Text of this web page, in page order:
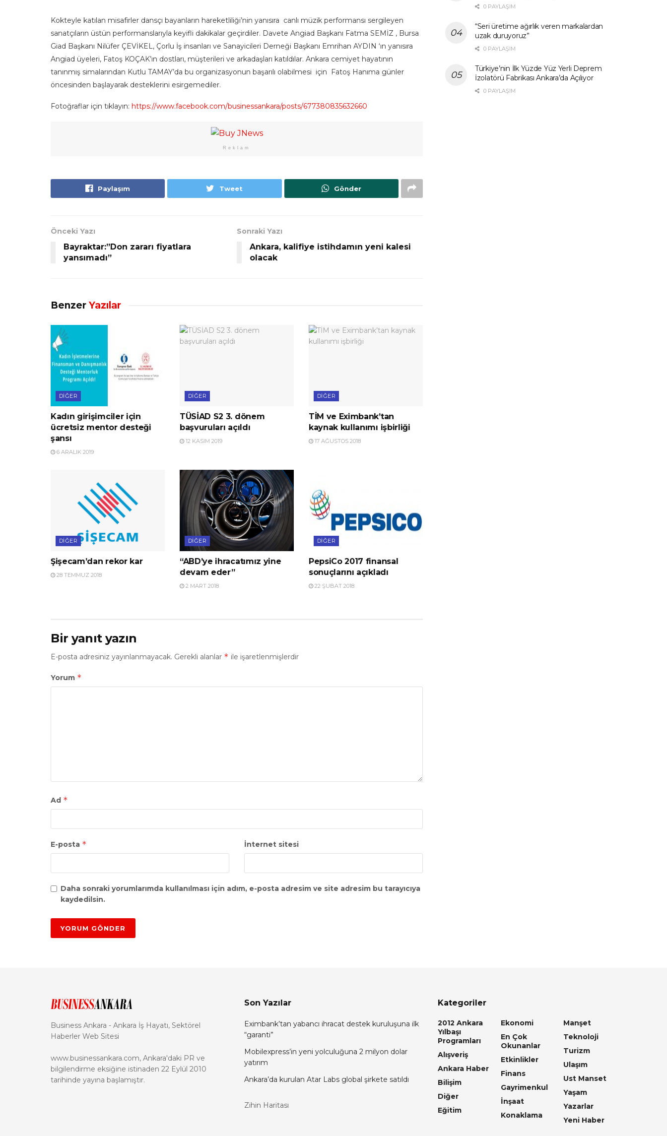
Kokteyle katılan misafirler dansçı bayanların hareketliliği’nin yanısıra canlı müzik performansı sergileyen
sanatçıların üstün performanslarıyla keyifli dakikalar geçirdiler. Davete Angiad Başkanı Fatma SEMİZ , Bursa
Giad Başkanı Nilüfer ÇEVİKEL, Çorlu İş insanları ve Sanayicileri Derneği Başkanı Emrihan AYDIN ‘ın yanısıra
Angiad üyeleri, Fatoş KOÇAK’ın dostları, müşterileri ve arkadaşları katıldılar. Ankara cemiyet hayatının
tanınmış simalarından Kutlu TAMAY’da bu organizasyonun başarılı olabilmesi için Fatoş Hanıma günler
öncesinden başlayarak desteklerini esirgemediler.
Fotoğraflar için tıklayın: https://www.facebook.com/businessankara/posts/677380835632660
Reklam
Paylaşım Tweet Gönder
Önceki Yazı
Bayraktar:”Don zararı fiyatlara
yansımadı”
Sonraki Yazı
Ankara, kalifiye istihdamın yeni kalesi
olacak
Benzer Yazılar
DIĞER
Kadın girişimciler için
ücretsiz mentor desteği
şansı
6 ARALIK 2019
DIĞER
TÜSİAD S2 3. dönem
başvuruları açıldı
12 KASIM 2019
DIĞER
TİM ve Eximbank’tan
kaynak kullanımı işbirliği
17 AĞUSTOS 2018
DIĞER
Şişecam’dan rekor kar
28 TEMMUZ 2018
DIĞER
“ABD’ye ihracatımız yine
devam eder”
2 MART 2018
DIĞER
PepsiCo 2017 finansal
sonuçlarını açıkladı
22 ŞUBAT 2018
Bir yanıt yazın
E-posta adresiniz yayınlanmayacak. Gerekli alanlar * ile işaretlenmişlerdir
Yorum *
Ad *
E-posta * İnternet sitesi
Daha sonraki yorumlarımda kullanılması için adım, e-posta adresim ve site adresim bu tarayıcıya
kaydedilsin.
0 PAYLAŞIM
“Seri üretime ağırlık veren markalardan
uzak duruyoruz”
0 PAYLAŞIM
Türkiye’nin İlk Yüzde Yüz Yerli Deprem
İzolatörü Fabrikası Ankara’da Açılıyor
0 PAYLAŞIM
Business Ankara - Ankara İş Hayatı, Sektörel
Haberler Web Sitesi
www.businessankara.com, Ankara'daki PR ve
bilgilendirme eksiğine istinaden 22 Eylül 2010
tarihinde yayına başlamıştır.
Son Yazılar
Eximbank’tan yabancı ihracat destek kuruluşuna ilk
“garanti”
Mobilexpress’in yeni yolculuğuna 2 milyon dolar
yatırım
Ankara’da kurulan Atar Labs global şirkete satıldı
Zihin Haritası
Kategoriler
2012 Ankara
Yılbaşı
Programları
Alışveriş
Ankara Haber
Bilişim
Diğer
Eğitim
Ekonomi
En Çok
Okunanlar
Etkinlikler
Finans
Gayrimenkul
İnşaat
Konaklama
Manşet
Teknoloji
Turizm
Ulaşım
Ust Manset
Yaşam
Yazarlar
Yeni Haber